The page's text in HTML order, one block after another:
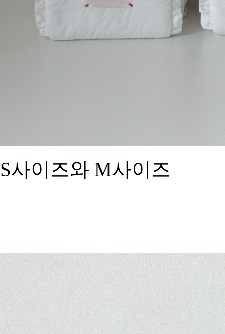
S사이즈와 M사이즈